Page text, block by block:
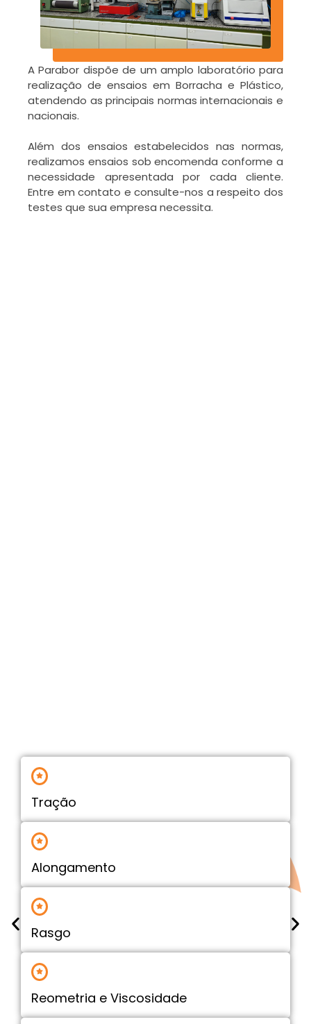
A Parabor dispõe de um amplo laboratório para
realização de ensaios em Borracha e Plástico,
atendendo as principais normas internacionais e
nacionais.
Além dos ensaios estabelecidos nas normas,
realizamos ensaios sob encomenda conforme a
necessidade apresentada por cada cliente.
Entre em contato e consulte-nos a respeito dos
testes que sua empresa necessita.
Tração
Alongamento
Rasgo
Reometria e Viscosidade